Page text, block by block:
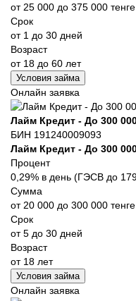
от 25 000 до 375 000 тенге
Срок
от 1 до 30 дней
Возраст
от 18 до 60 лет
Условия займа
Онлайн заявка
Лайм Кредит - До 300
БИН 191240009093
Лайм Кредит - До 300
Процент
0,29% в день (ГЭСВ до
Сумма
от 20 000 до 300 000 тенге
Срок
от 5 до 30 дней
Возраст
от 18 лет
Условия займа
Онлайн заявка